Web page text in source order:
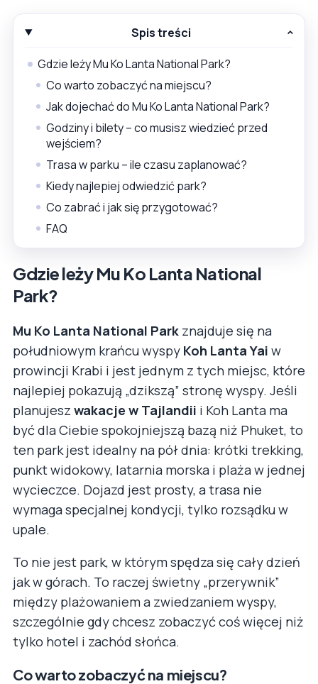
Spis treści
Gdzie leży Mu Ko Lanta National Park?
Co warto zobaczyć na miejscu?
Jak dojechać do Mu Ko Lanta National Park?
Godziny i bilety – co musisz wiedzieć przed
wejściem?
Trasa w parku – ile czasu zaplanować?
Kiedy najlepiej odwiedzić park?
Co zabrać i jak się przygotować?
FAQ
Gdzie leży Mu Ko Lanta National
Park?
Mu Ko Lanta National Park znajduje się na
południowym krańcu wyspy Koh Lanta Yai w
prowincji Krabi i jest jednym z tych miejsc, które
najlepiej pokazują „dzikszą” stronę wyspy. Jeśli
planujesz wakacje w Tajlandii i Koh Lanta ma
być dla Ciebie spokojniejszą bazą niż Phuket, to
ten park jest idealny na pół dnia: krótki trekking,
punkt widokowy, latarnia morska i plaża w jednej
wycieczce. Dojazd jest prosty, a trasa nie
wymaga specjalnej kondycji, tylko rozsądku w
upale.
To nie jest park, w którym spędza się cały dzień
jak w górach. To raczej świetny „przerywnik”
między plażowaniem a zwiedzaniem wyspy,
szczególnie gdy chcesz zobaczyć coś więcej niż
tylko hotel i zachód słońca.
Co warto zobaczyć na miejscu?